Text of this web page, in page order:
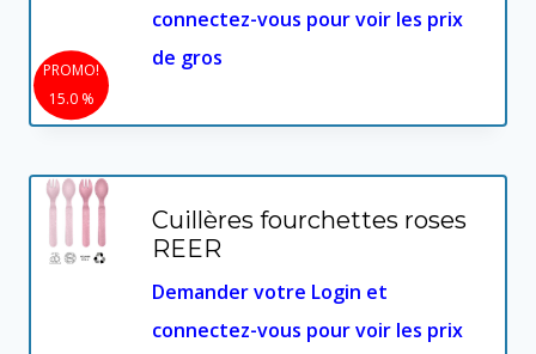
PROMO!
15.0 %
connectez-vous pour voir les prix
de gros
Cuillères fourchettes roses
REER
Demander votre Login et
connectez-vous pour voir les prix